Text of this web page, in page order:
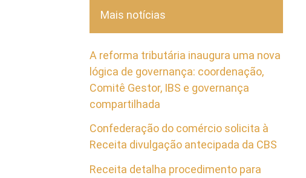
Mais notícias
A reforma tributária inaugura uma nova
lógica de governança: coordenação,
Comitê Gestor, IBS e governança
compartilhada
Confederação do comércio solicita à
Receita divulgação antecipada da CBS
Receita detalha procedimento para